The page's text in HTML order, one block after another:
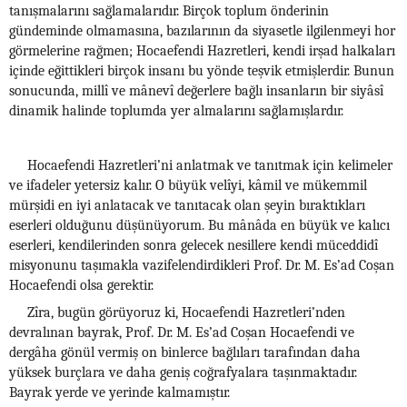
tanışmalarını sağlamalarıdır. Birçok toplum önderinin
gündeminde olmamasına, bazılarının da siyasetle ilgilenmeyi hor
görmelerine rağmen; Hocaefendi Hazretleri, kendi irşad halkaları
içinde eğittikleri birçok insanı bu yönde teşvik etmişlerdir. Bunun
sonucunda, millî ve mânevî değerlere bağlı insanların bir siyâsî
dinamik halinde toplumda yer almalarını sağlamışlardır.
Hocaefendi Hazretleri’ni anlatmak ve tanıtmak için kelimeler
ve ifadeler yetersiz kalır. O büyük velîyi, kâmil ve mükemmil
mürşidi en iyi anlatacak ve tanıtacak olan şeyin bıraktıkları
eserleri olduğunu düşünüyorum. Bu mânâda en büyük ve kalıcı
eserleri, kendilerinden sonra gelecek nesillere kendi müceddidî
misyonunu taşımakla vazifelendirdikleri Prof. Dr. M. Es’ad Coşan
Hocaefendi olsa gerektir.
Zîra, bugün görüyoruz ki, Hocaefendi Hazretleri’nden
devralınan bayrak, Prof. Dr. M. Es’ad Coşan Hocaefendi ve
dergâha gönül vermiş on binlerce bağlıları tarafından daha
yüksek burçlara ve daha geniş coğrafyalara taşınmaktadır.
Bayrak yerde ve yerinde kalmamıştır.